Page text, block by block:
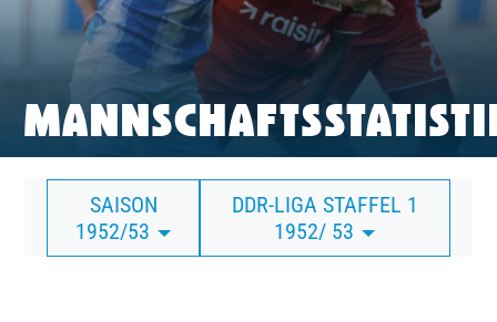
1. MANNSCHAFT
FRAUEN
CAMPUS
CLUB
CLUBMITGLIEDSCHAFT
BUSINESS
SAISON
1952/53
DDR-LIGA STAFFEL 1
1952/ 53